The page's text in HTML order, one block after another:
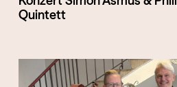
Quintett